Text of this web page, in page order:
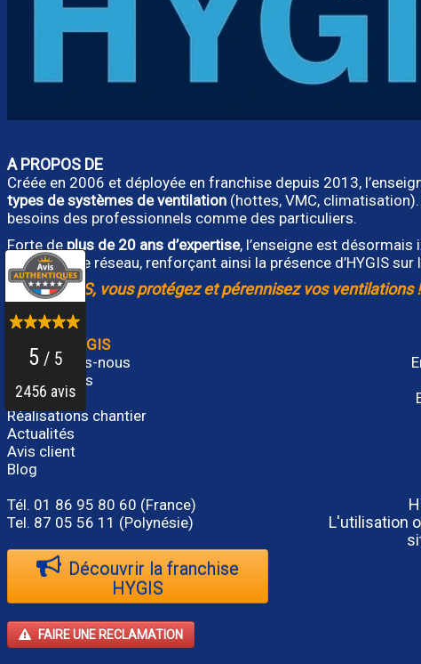
A PROPOS DE
Créée en 2006 et déployée en franchise depuis 2013,
types de systèmes de ventilation (hottes, VMC,
besoins des professionnels comme des particuliers.
Forte deplus de 20 ans d’expertise, l’enseigne est
rejoignent le réseau, renforçant ainsi la présence d’HYGIS
Avec HYGIS, vous protégez et pérennisez vos ventilations
GROUPE HYGIS
Qui sommes-nous
Nos services
Contact
Réalisations chantier
Actualités
Avis client
Blog
Tél. 01 86 95 80 60 (France)
Tel. 87 05 56 11 (Polynésie)
Découvrir la franchise
HYGIS
FAIRE UNE RECLAMATION
L'utilisation